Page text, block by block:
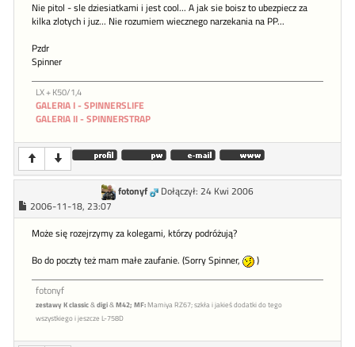
Nie pitol - sle dziesiatkami i jest cool... A jak sie boisz to ubezpiecz za
kilka zlotych i juz... Nie rozumiem wiecznego narzekania na PP...
Pzdr
Spinner
LX + K50/1,4
GALERIA I - SPINNERSLIFE
GALERIA II - SPINNERSTRAP
fotonyf
Dołączył: 24 Kwi 2006
2006-11-18, 23:07
Może się rozejrzymy za kolegami, którzy podróżują?
Bo do poczty też mam małe zaufanie. (Sorry Spinner,
)
fotonyf
zestawy K classic&digi&M42; MF:Mamiya RZ67; szkła i jakieś dodatki do tego
wszystkiego i jeszcze L-758D